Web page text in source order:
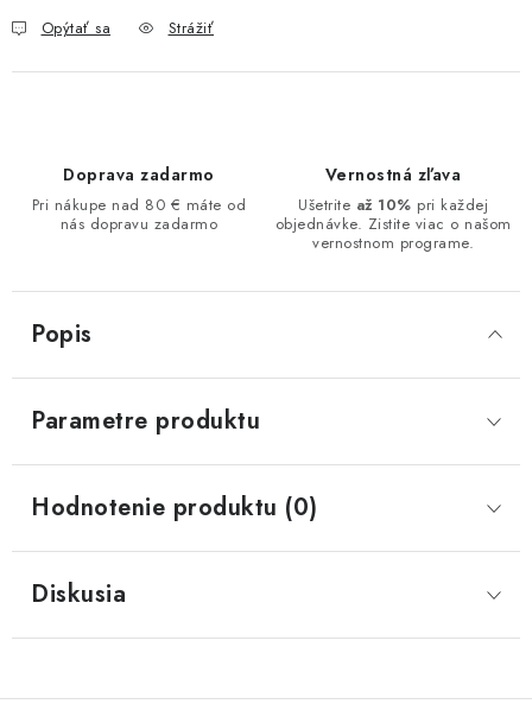
Opýtať sa Strážiť
Doprava zadarmo
Pri nákupe nad 80 € máte od
nás dopravu zadarmo
Vernostná zľava
Ušetrite až 10% pri každej
objednávke. Zistite viac o našom
vernostnom programe.
Popis
Parametre produktu
Hodnotenie produktu (0)
Diskusia